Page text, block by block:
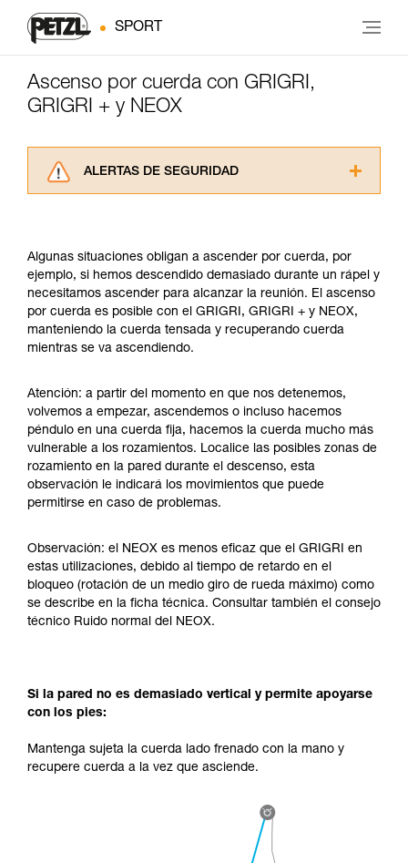
SPORT
Ascenso por cuerda con GRIGRI,
GRIGRI + y NEOX
ALERTAS DE SEGURIDAD
información de la ficha técnica para poder
comprender este complemento informativo.
Dominar estas técnicas requiere una formación
y un entrenamiento específico. Confirme a
través de un profesional su capacidad para
ejecutar estas técnicas, solo y con total
autónoma.
Damos ejemplos de técnicas relacionadas con
su actividad. Pueden existir otras que no
describimos aquí.
Algunas situaciones obligan a ascender por cuerda, por
ejemplo, si hemos descendido demasiado durante un rápel y
necesitamos ascender para alcanzar la reunión. El ascenso
por cuerda es posible con el GRIGRI, GRIGRI + y NEOX,
manteniendo la cuerda tensada y recuperando cuerda
mientras se va ascendiendo.
Atención: a partir del momento en que nos detenemos,
volvemos a empezar, ascendemos o incluso hacemos
péndulo en una cuerda fija, hacemos la cuerda mucho más
vulnerable a los rozamientos. Localice las posibles zonas de
rozamiento en la pared durante el descenso, esta
observación le indicará los movimientos que puede
permitirse en caso de problemas.
Observación: el NEOX es menos eficaz que el GRIGRI en
estas utilizaciones, debido al tiempo de retardo en el
bloqueo (rotación de un medio giro de rueda máximo) como
se describe en la ficha técnica. Consultar también el consejo
técnico Ruido normal del NEOX.
Si la pared no es demasiado vertical y permite apoyarse
con los pies:
Mantenga sujeta la cuerda lado frenado con la mano y
recupere cuerda a la vez que asciende.